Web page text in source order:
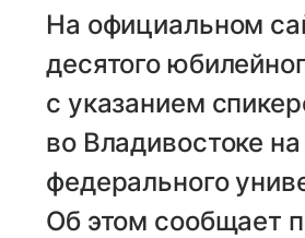
На официальном
десятого
с указанием
во Владивостоке
федерального
Об этом сообщает